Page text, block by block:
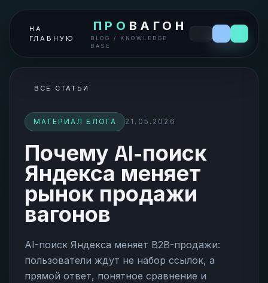
НА
ГЛАВНУЮ
ПРО ВАГОН
BLOG / KNOWLEDGE
BASE
ВСЕ СТАТЬИ
МАТЕРИАЛ БЛОГА 21.05.2026
Почему AI-поиск
Яндекса меняет
рынок продажи
вагонов
AI-поиск Яндекса меняет B2B-продажи:
пользователи ждут не набор ссылок, а
прямой ответ, понятное сравнение и